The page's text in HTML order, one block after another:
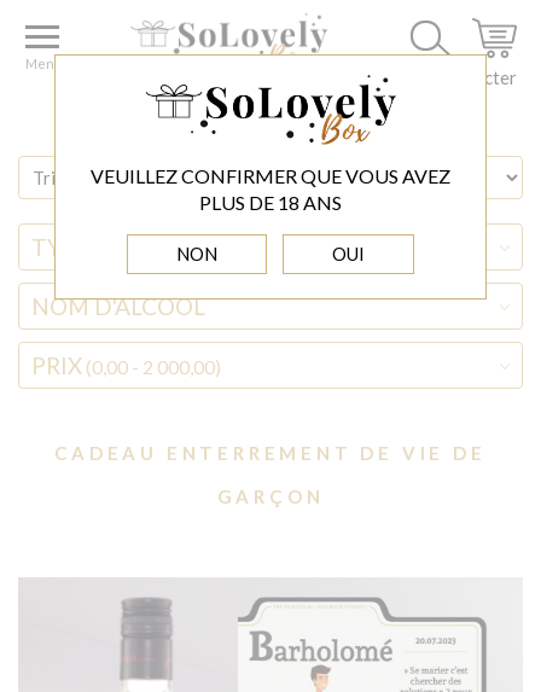
VEUILLEZ CONFIRMER QUE VOUS AVEZ
PLUS DE 18 ANS
NON OUI
Se connecter
Menu
Accueil
OCCASIONS
Cadeau Enterrement de Vie de Garçon
TYPE D'ALCOOL
NOM D'ALCOOL
PRIX (0,00 - 2 000,00)
CADEAU ENTERREMENT DE VIE DE
GARÇON